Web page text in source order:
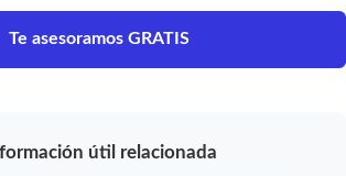
Te asesoramos GRATIS
útil relacionada